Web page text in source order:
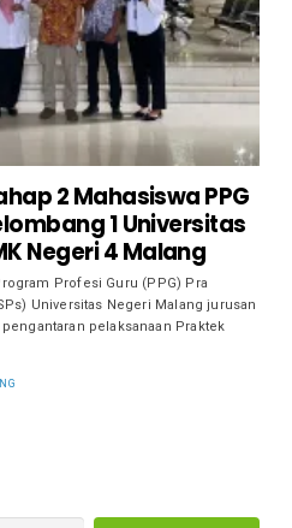
2 Mahasiswa PPG
1 Universitas
Negeri 4 Malang
Profesi Guru (PPG) Pra
Universitas Negeri Malang jurusan
pelaksanaan Praktek